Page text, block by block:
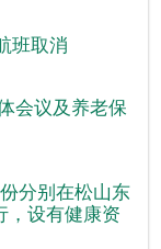
班取消
会议及养老保
分别在松山东
，设有健康资